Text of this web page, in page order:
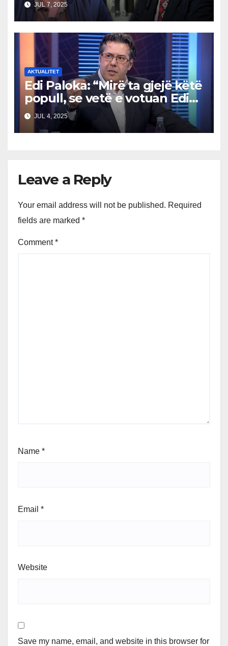
JUL 7, 2025
AKTUALITET
Edi Paloka: “Mirë ta gjejë këtë
popull, se vetë e votuan Edi
Ramën. Ç’kanë që ankohen
tani?”
JUL 4, 2025
Leave a Reply
Your email address will not be published. Required
fields are marked *
Comment*
Name *
Email *
Website
Save my name, email, and website in this browser for